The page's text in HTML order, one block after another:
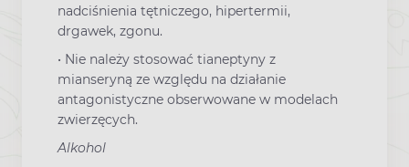
nadciśnienia tętniczego, hipertermii,
drgawek, zgonu.
• Nie należy stosować tianeptyny z
mianseryną ze względu na działanie
antagonistyczne obserwowane w modelach
zwierzęcych.
Alkohol